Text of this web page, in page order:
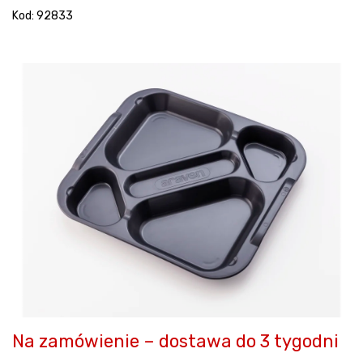
Kod: 92833
Na zamówienie – dostawa do 3 tygodni